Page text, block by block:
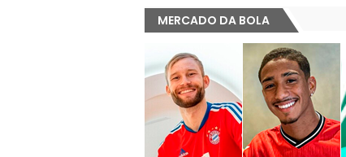
MERCADO DA BOLA